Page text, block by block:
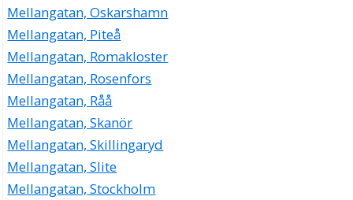
Mellangatan, Oskarshamn
Mellangatan, Piteå
Mellangatan, Romakloster
Mellangatan, Rosenfors
Mellangatan, Råå
Mellangatan, Skanör
Mellangatan, Skillingaryd
Mellangatan, Slite
Mellangatan, Stockholm